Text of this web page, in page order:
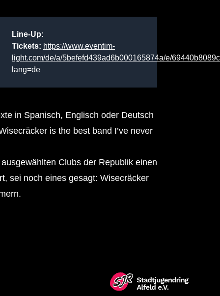
Line-Up:
Tickets: https://www.eventim-
light.com/de/a/5befefd439ad6b000165874a/e/
lang=de
in Spanisch, Englisch oder Deutsch
is the best band I’ve never
Clubs der Republik einen
sei noch eines gesagt: Wisecräcker